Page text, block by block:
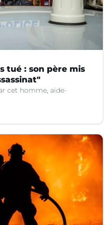
tué : son père mis
cet homme, aide-